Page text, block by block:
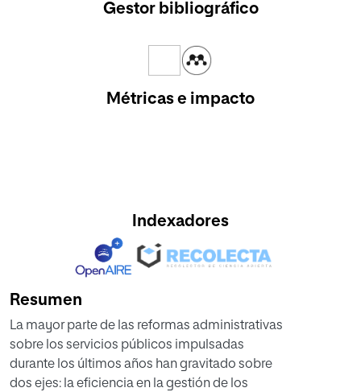
Gestor bibliográfico
Métricas e impacto
Indexadores
Resumen
La mayor parte de las reformas administrativas
sobre los servicios públicos impulsadas
durante los últimos años han gravitado sobre
dos ejes: la eficiencia en la gestión de los